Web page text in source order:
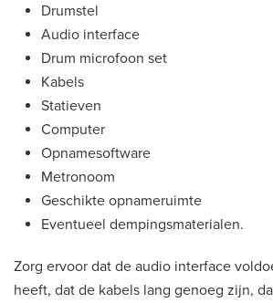
Drumstel
Audio interface
Drum microfoon set
Kabels
Statieven
Computer
Opnamesoftware
Metronoom
Geschikte opnameruimte
Eventueel dempingsmaterialen.
Zorg ervoor dat de audio interface
heeft, dat de kabels lang genoeg zijn,